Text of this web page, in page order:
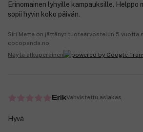
Erinomainen lyhyille kampauksille. Helppo
sopii hyvin koko päivän.
Siri Mette on jättänyt tuotearvostelun 5 vuotta
cocopanda.no
Näytä alkuperäinen
ErikVahvistettu asiakas
Hyvä